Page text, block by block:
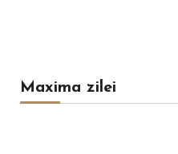
Maxima zilei